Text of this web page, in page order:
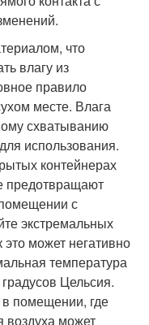
что
влагу из
правило
месте. Влага
схватыванию
использования.
контейнерах
предотвращают
с
экстремальных
может негативно
температура
Цельсия.
помещении, где
воздуха может
и появлению